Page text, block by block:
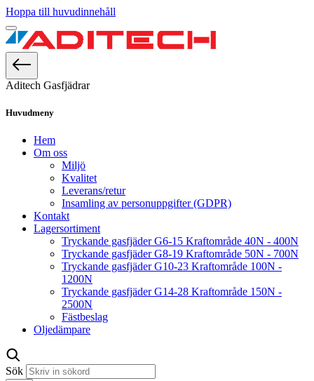
Hoppa till huvudinnehåll
Aditech Gasfjädrar
Huvudmeny
Hem
Om oss
Miljö
Kvalitet
Leverans/retur
Insamling av personuppgifter (GDPR)
Kontakt
Lagersortiment
Tryckande gasfjäder G6-15 Kraftområde 40N - 400N
Tryckande gasfjäder G8-19 Kraftområde 50N - 700N
Tryckande gasfjäder G10-23 Kraftområde 100N -
1200N
Tryckande gasfjäder G14-28 Kraftområde 150N -
2500N
Fästbeslag
Oljedämpare
Sök